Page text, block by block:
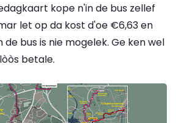
kope n'in de bus zellef
let op da kost d'oe €6,63 en
bus is nie mogelek. Ge ken wel
betale.